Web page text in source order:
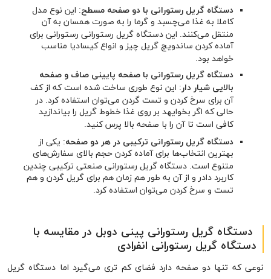
دستگاه گریل رستورانی با دو صفحه مسطح: این نوع مدل
کاملا به غذا می‌چسبد و گرما را به صورت همسان به آن
منتقل می‌کنند. این دستگاه گریل رستورانی رستورانی برای
آماده کردن ساندویچ گریل چیز و انواع کیسادیا مناسب
خواهد بود.
دستگاه گریل رستورانی با صفحه پایینی صاف و صفحه
بالایی شیار دار: این نوع طوری ساخت شده است که از کف
آن برای سرخ کردن و تست گردن می‌توان استفاده کرد. در
حالی که اگر بخوایهد بر روی غذا خطوط گریل را بیاندازید
کافی است تا آن را با صفحه بالا پرس کنید.
دستگاه گریل رستورانی ترکیبی در هر دو صفحه: یکی از
بهترین انتخاب‌ها برای آماده کردن حجم بالای سفارش‌های
متنوع است. دستگاه گریل رستورانی صنعتی ترکیبی چندین
کاربرد دادر و از آن به طور هم زمان هم برای گریل گردن و هم
تست و سرخ کردن می‌توان استفاده کرد.
دستگاه گریل رستورانی پینی دوبل در مقایسه با
دستگاه گریل رستورانی انفرادی
نوعی که تنها دو صفحه دارد فضای کم تری می‌گیرد اما دستگاه گریل